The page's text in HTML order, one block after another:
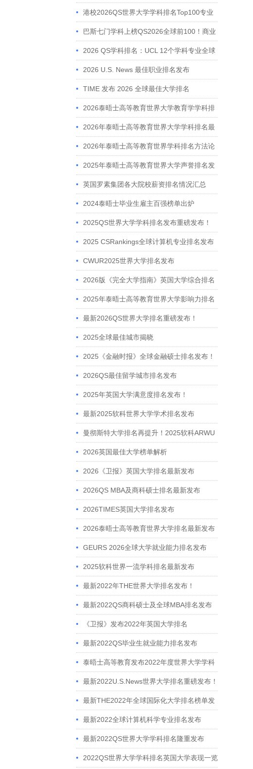
全球前100
港校2026QS世界大学学科排名Top100专业
汇总巴斯七门学科上榜QS2026全球前100！商业
与管理、心理学等强势上升
2026 QS学科排名：UCL 12个学科专业全球
前十2026 U.S. News 最佳职业排名发布
TIME 发布 2026 全球最佳大学排名
2026泰晤士高等教育世界大学教育学学科排
名解读
2026年泰晤士高等教育世界大学学科排名最
新发布
2026年泰晤士高等教育世界学科排名方法论
全解析
2025年泰晤士高等教育世界大学声誉排名发
布 英国罗素集团各大院校薪资排名情况汇总
2024泰晤士毕业生雇主百强榜单出炉
2025QS世界大学学科排名发布重磅发布！
2025 CSRankings全球计算机专业排名发布
CWUR2025世界大学排名发布
2026版《完全大学指南》英国大学综合排名
发布！
2025年泰晤士高等教育世界大学影响力排名
发布最新2026QS世界大学排名重磅发布！
2025全球最佳城市揭晓
2025《金融时报》全球金融硕士排名发布！
2026QS最佳留学城市排名发布
2025年英国大学满意度排名发布！
最新2025软科世界大学学术排名发布
曼彻斯特大学排名再提升！2025软科ARWU
稳居英国前六
2026英国最佳大学榜单解析
2026《卫报》英国大学排名最新发布
2026QS MBA及商科硕士排名最新发布
2026TIMES英国大学排名发布
2026泰晤士高等教育世界大学排名最新发布
GEURS 2026全球大学就业能力排名发布
2025软科世界一流学科排名最新发布
最新2022年THE世界大学排名发布！
最新2022QS商科硕士及全球MBA排名发布
《卫报》发布2022年英国大学排名
最新2022QS毕业生就业能力排名发布
泰晤士高等教育发布2022年度世界大学学科
排名最新2022U.S.News世界大学排名重磅发布！
最新THE2022年全球国际化大学排名榜单发
布 最新2022全球计算机科学专业排名发布
最新2022QS世界大学学科排名隆重发布
2022QS世界大学学科排名英国大学表现一览